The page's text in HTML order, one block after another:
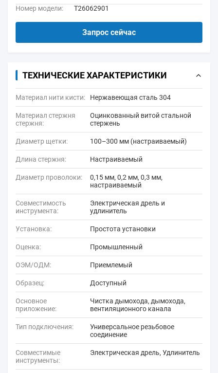
Номер модели:
Т26062901
Запрос сейчас
ТЕХНИЧЕСКИЕ ХАРАКТЕРИСТИКИ
Материал нити кисти: Нержавеющая сталь 304
Материал стержня
стержня:
Оцинкованный витой стальной
стержень
Диаметр щетки: 100–300 мм (настраиваемый)
Длина стержня: Настраиваемый
Диаметр проволоки:
0,15 мм, 0,2 мм, 0,3 мм,
настраиваемый
Совместимость
инструмента:
Электрическая дрель и
удлинитель
Установка: Простота установки
Оценка: Промышленный
ОЭМ/ОДМ: Приемлемый
Образец: Доступный
Основное
приложение:
Чистка дымохода, дымохода,
вентиляционного канала
Тип подключения:
Универсальное резьбовое
соединение
Совместимые
инструменты:
Электрическая дрель, Удлинитель